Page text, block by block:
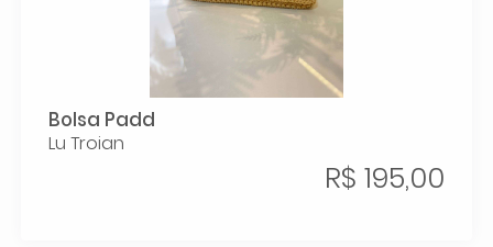
Bolsa Padd
Lu Troian
R$ 195,00